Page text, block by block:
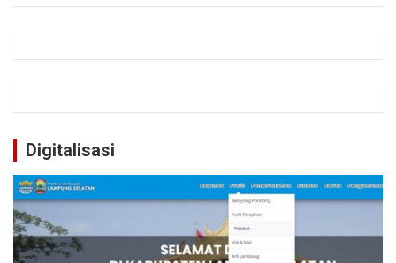
Digitalisasi